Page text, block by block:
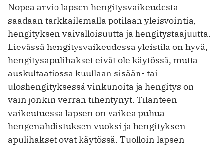
Nopea arvio lapsen hengitysvaikeudesta
saadaan tarkkailemalla potilaan yleisvointia,
hengityksen vaivalloisuutta ja hengitystaajuutta.
Lievässä hengitysvaikeudessa yleistila on hyvä,
hengitysapulihakset eivät ole käytössä, mutta
auskultaatiossa kuullaan sisään- tai
uloshengityksessä vinkunoita ja hengitys on
vain jonkin verran tihentynyt. Tilanteen
vaikeutuessa lapsen on vaikea puhua
hengenahdistuksen vuoksi ja hengityksen
apulihakset ovat käytössä. Tuolloin lapsen